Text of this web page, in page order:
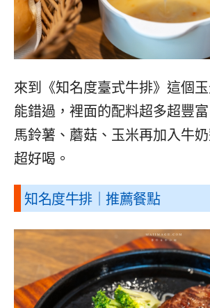
來到《知名度臺式牛排》這個
能錯過，裡面的配料超多超豐富
馬鈴薯、蘑菇、玉米再加入牛奶
超好喝。
知名度牛排｜推薦餐點